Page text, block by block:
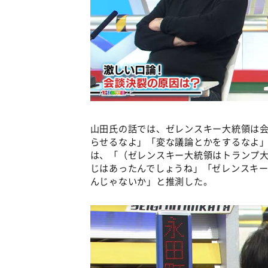
山田氏の話では、ゼレンスキー大統領は
らせるなよ」「変な議論とかをするなよ
は、「（ゼレンスキー大統領はトランプ
じはあったんでしょうね」「ゼレンスキ
んじゃないか」と推測した。